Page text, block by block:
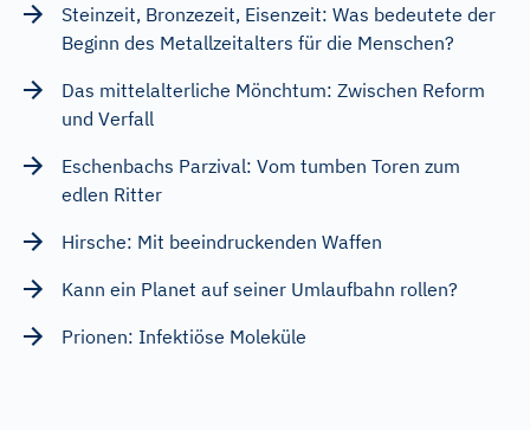
Steinzeit, Bronzezeit, Eisenzeit: Was bedeutete der
Beginn des Metallzeitalters für die Menschen?
Das mittelalterliche Mönchtum: Zwischen Reform
und Verfall
Eschenbachs Parzival: Vom tumben Toren zum
edlen Ritter
Hirsche: Mit beeindruckenden Waffen
Kann ein Planet auf seiner Umlaufbahn rollen?
Prionen: Infektiöse Moleküle